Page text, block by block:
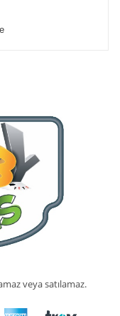
veya satılamaz.